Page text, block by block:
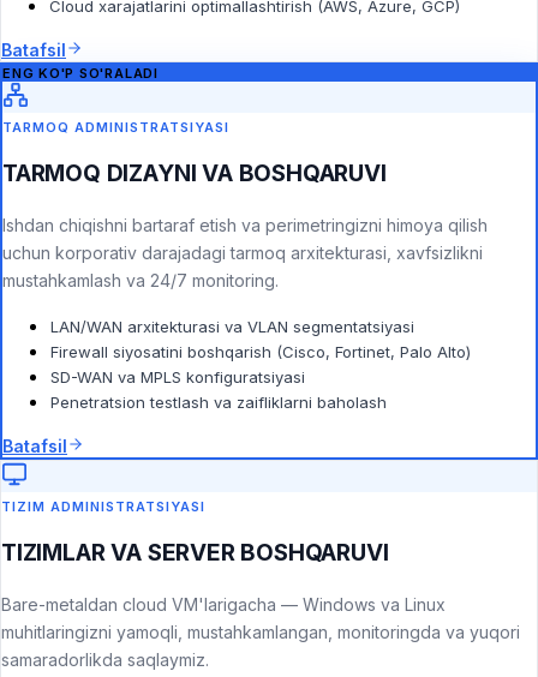
Cloud xarajatlarini optimallashtirish (AWS, Azure, GCP)
Batafsil
ENG KO'P SO'RALADI
TARMOQ ADMINISTRATSIYASI
TARMOQ DIZAYNI VA BOSHQARUVI
Ishdan chiqishni bartaraf etish va perimetringizni himoya qilish
uchun korporativ darajadagi tarmoq arxitekturasi, xavfsizlikni
mustahkamlash va 24/7 monitoring.
LAN/WAN arxitekturasi va VLAN segmentatsiyasi
Firewall siyosatini boshqarish (Cisco, Fortinet, Palo Alto)
SD-WAN va MPLS konfiguratsiyasi
Penetratsion testlash va zaifliklarni baholash
Batafsil
TIZIM ADMINISTRATSIYASI
TIZIMLAR VA SERVER BOSHQARUVI
Bare-metaldan cloud VM'larigacha — Windows va Linux
muhitlaringizni yamoqli, mustahkamlangan, monitoringda va yuqori
samaradorlikda saqlaymiz.